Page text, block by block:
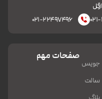
۰۲۱-۲۲۴۹۷۴۹۶
صفحات مهم
جویس
سالت